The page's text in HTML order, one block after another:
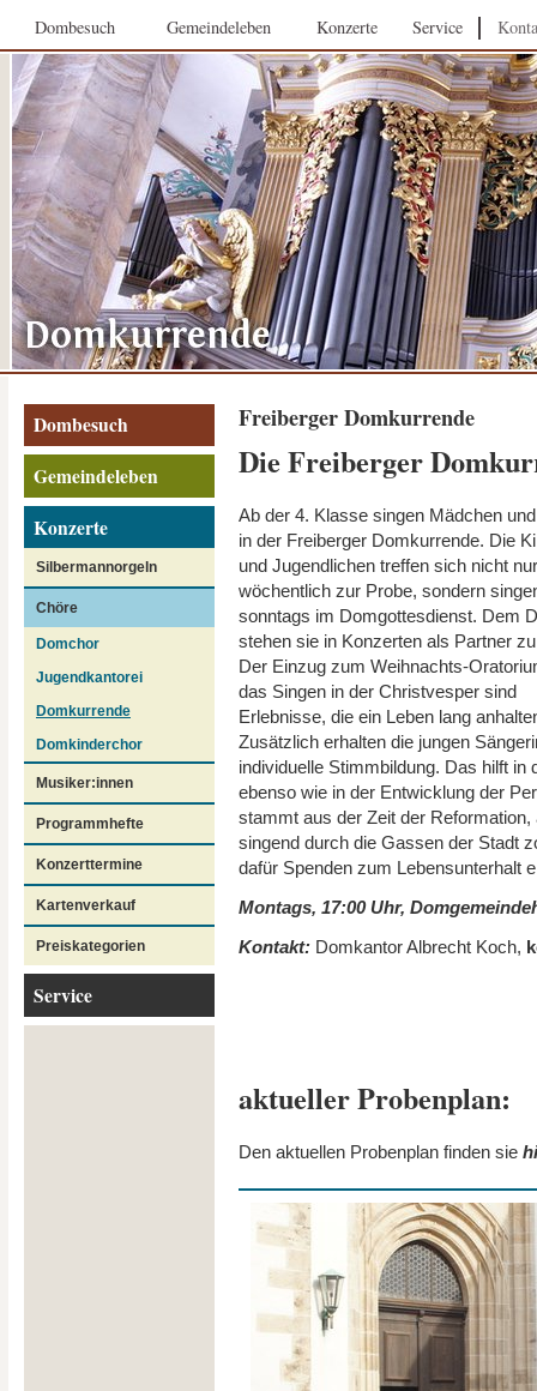
Dombesuch Gemeindeleben Konzerte Service
Dombesuch
Gemeindeleben
Konzerte
Silbermannorgeln
Chöre
Domchor
Jugendkantorei
Domkurrende
Domkinderchor
Musiker:innen
Programmhefte
Konzerttermine
Kartenverkauf
Preiskategorien
Service
Freiberger Domkurrende
Die Freiberger
Ab der 4. Klasse singen Mädchen
in der Freiberger Domkurrende. Die
und Jugendlichen treffen sich nicht nur
wöchentlich zur Probe, sondern
sonntags im Domgottesdienst. Dem
stehen sie in Konzerten als Partner
Der Einzug zum Weihnachts-
das Singen in der Christvesper sind
Erlebnisse, die ein Leben lang
Zusätzlich erhalten die jungen
individuelle Stimmbildung. Das hilft
ebenso wie in der Entwicklung der
stammt aus der Zeit der
singend durch die Gassen der Stadt
dafür Spenden zum Lebensunterhalt
Montags, 17:00 Uhr,
Kontakt: Domkantor Albrecht Koch,
aktueller Probenplan:
Den aktuellen Probenplan finden sie